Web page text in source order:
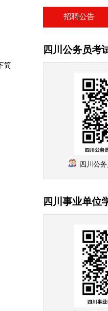
简
招聘公告
四川公务员考
四川公
四川事业单位